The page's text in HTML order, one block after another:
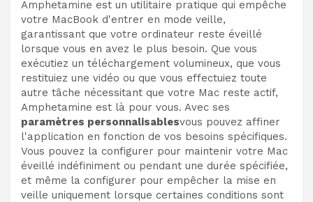
Amphetamine est un utilitaire pratique qui empêche
votre MacBook d'entrer en mode veille,
garantissant que votre ordinateur reste éveillé
lorsque vous en avez le plus besoin. Que vous
exécutiez un téléchargement volumineux, que vous
restituiez une vidéo ou que vous effectuiez toute
autre tâche nécessitant que votre Mac reste actif,
Amphetamine est là pour vous. Avec ses
paramètres personnalisablesvous pouvez affiner
l'application en fonction de vos besoins spécifiques.
Vous pouvez la configurer pour maintenir votre Mac
éveillé indéfiniment ou pendant une durée spécifiée,
et même la configurer pour empêcher la mise en
veille uniquement lorsque certaines conditions sont